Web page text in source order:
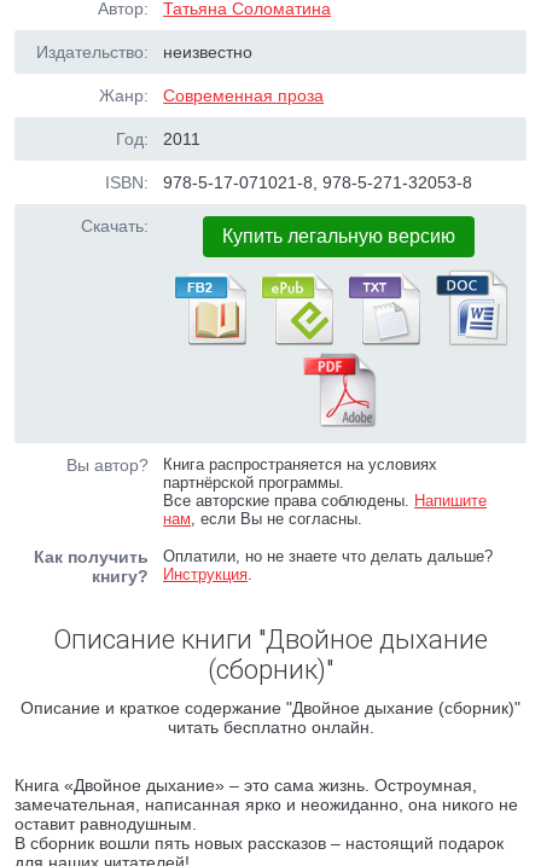
Автор: Татьяна Соломатина
Издательство: неизвестно
Жанр: Современная проза
Год: 2011
ISBN: 978-5-17-071021-8, 978-5-271-32053-8
Скачать: Купить легальную версию
Вы автор?
Книга распространяется на условиях
партнёрской программы.
Все авторские права соблюдены. Напишите
нам, если Вы не согласны.
Как получить
книгу?
Оплатили, но не знаете что делать дальше?
Инструкция.
Описание книги "Двойное дыхание
(сборник)"
Описание и краткое содержание "Двойное дыхание (сборник)"
читать бесплатно онлайн.
Книга «Двойное дыхание» – это сама жизнь. Остроумная,
замечательная, написанная ярко и неожиданно, она никого не
оставит равнодушным.
В сборник вошли пять новых рассказов – настоящий подарок